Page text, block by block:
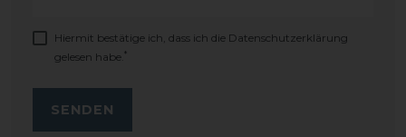
Hiermit bestätige ich, dass ich die Daten­schutz­erklärung
gelesen habe. *
SENDEN